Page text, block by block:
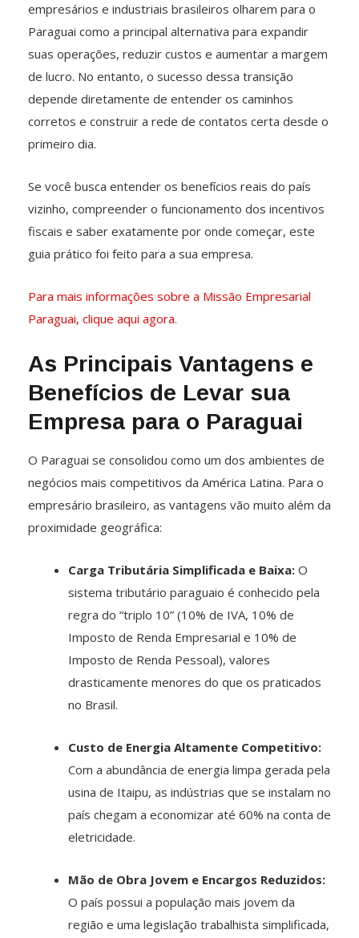
empresários e industriais brasileiros olharem para o
Paraguai como a principal alternativa para expandir
suas operações, reduzir custos e aumentar a margem
de lucro. No entanto, o sucesso dessa transição
depende diretamente de entender os caminhos
corretos e construir a rede de contatos certa desde o
primeiro dia.
Se você busca entender os benefícios reais do país
vizinho, compreender o funcionamento dos incentivos
fiscais e saber exatamente por onde começar, este
guia prático foi feito para a sua empresa.
Para mais informações sobre a Missão Empresarial
Paraguai, clique aqui agora.
As Principais Vantagens e
Benefícios de Levar sua
Empresa para o Paraguai
O Paraguai se consolidou como um dos ambientes de
negócios mais competitivos da América Latina. Para o
empresário brasileiro, as vantagens vão muito além da
proximidade geográfica:
Carga Tributária Simplificada e Baixa: O
sistema tributário paraguaio é conhecido pela
regra do “triplo 10” (10% de IVA, 10% de
Imposto de Renda Empresarial e 10% de
Imposto de Renda Pessoal), valores
drasticamente menores do que os praticados
no Brasil.
Custo de Energia Altamente Competitivo:
Com a abundância de energia limpa gerada pela
usina de Itaipu, as indústrias que se instalam no
país chegam a economizar até 60% na conta de
eletricidade.
Mão de Obra Jovem e Encargos Reduzidos:
O país possui a população mais jovem da
região e uma legislação trabalhista simplificada,